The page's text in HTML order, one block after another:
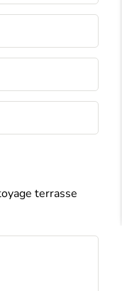
terrasse